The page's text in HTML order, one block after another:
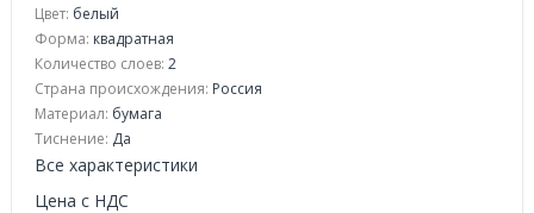
Цвет: белый
Форма: квадратная
Количество слоев: 2
Страна происхождения: Россия
Материал: бумага
Тиснение: Да
Все характеристики
Цена с НДС